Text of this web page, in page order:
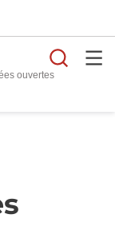
ouvertes